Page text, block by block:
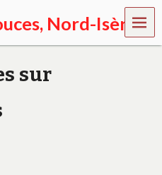
Nord-IsèreMEN
U
sur